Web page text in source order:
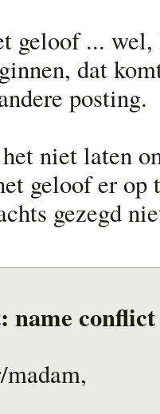
geloof ...
dat
posting.
niet laten
geloof er
gezegd
name conflict